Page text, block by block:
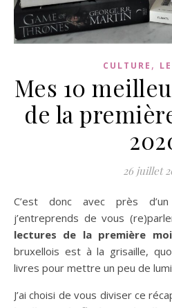
CULTURE ,
Mes 10
de la
26 juillet
C’est donc avec près d’un mois de retard que
j’entreprends de vous
lectures de la première
bruxellois est à la grisaille,
livres pour mettre un peu de
J’ai choisi de vous diviser ce